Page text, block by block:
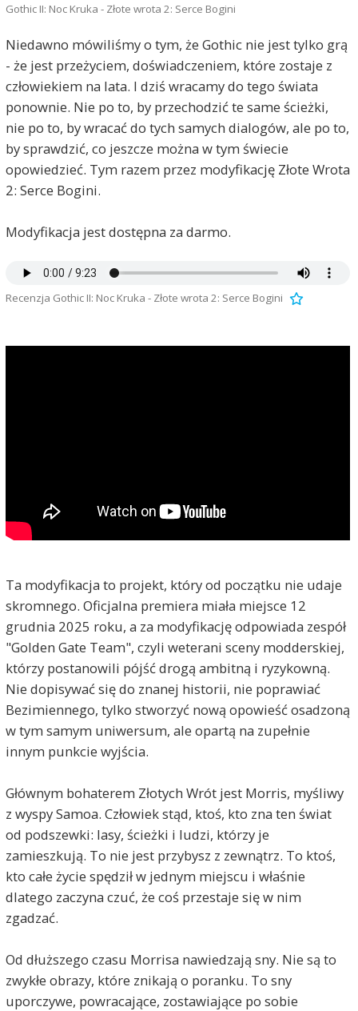
Gothic II: Noc Kruka - Złote wrota 2: Serce Bogini
Niedawno mówiliśmy o tym, że Gothic nie jest tylko grą
- że jest przeżyciem, doświadczeniem, które zostaje z
człowiekiem na lata. I dziś wracamy do tego świata
ponownie. Nie po to, by przechodzić te same ścieżki,
nie po to, by wracać do tych samych dialogów, ale po to,
by sprawdzić, co jeszcze można w tym świecie
opowiedzieć. Tym razem przez modyfikację Złote Wrota
2: Serce Bogini.
Modyfikacja jest dostępna za darmo.
Recenzja Gothic II: Noc Kruka - Złote wrota 2: Serce Bogini
Ta modyfikacja to projekt, który od początku nie udaje
skromnego. Oficjalna premiera miała miejsce 12
grudnia 2025 roku, a za modyfikację odpowiada zespół
"Golden Gate Team", czyli weterani sceny modderskiej,
którzy postanowili pójść drogą ambitną i ryzykowną.
Nie dopisywać się do znanej historii, nie poprawiać
Bezimiennego, tylko stworzyć nową opowieść osadzoną
w tym samym uniwersum, ale opartą na zupełnie
innym punkcie wyjścia.
Głównym bohaterem Złotych Wrót jest Morris, myśliwy
z wyspy Samoa. Człowiek stąd, ktoś, kto zna ten świat
od podszewki: lasy, ścieżki i ludzi, którzy je
zamieszkują. To nie jest przybysz z zewnątrz. To ktoś,
kto całe życie spędził w jednym miejscu i właśnie
dlatego zaczyna czuć, że coś przestaje się w nim
zgadzać.
Od dłuższego czasu Morrisa nawiedzają sny. Nie są to
zwykłe obrazy, które znikają o poranku. To sny
uporczywe, powracające, zostawiające po sobie